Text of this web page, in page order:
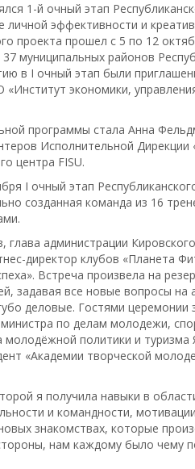
1-й очный этап
личной эффективности и
проекта прошел с 5 по 12
муниципальных районов
в I очный этап были
экономики,
программы стала Анна
Исполнительной Дирекции
центра FISU.
I очный этап
созданная команда из 16
администрации
директор клубов «Планета
Встреча произвела на
задавая все новые вопросы
деловые. Гостями церемонии
по делам молодежи,
молодёжной политики и туризма
«Академии творческой
я получила навыки в
и командности,
знакомствах, которые
нам каждому было чему